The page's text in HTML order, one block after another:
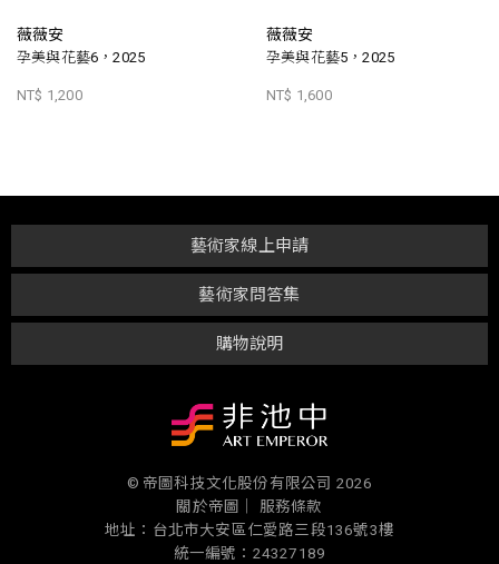
薇薇安
孕美與花藝6，2025
NT$ 1,200
薇薇安
孕美與花藝5，2025
NT$ 1,600
購物說明
藝術家問答集
藝術家線上申請
© 帝圖科技文化股份有限公司 2026
關於帝圖｜
服務條款
地址：台北市大安區仁愛路三段136號3樓
統一編號：24327189